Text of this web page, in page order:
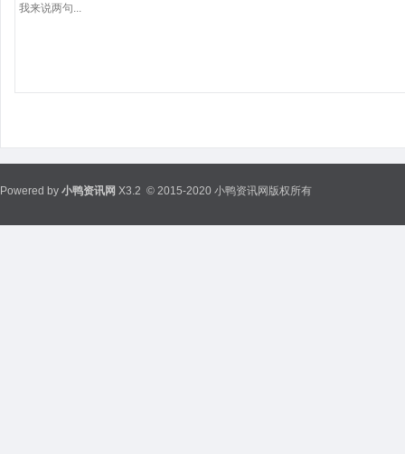
Powered by 小鸭资讯网 X3.2 © 2015-2020 小鸭资讯网版权所有